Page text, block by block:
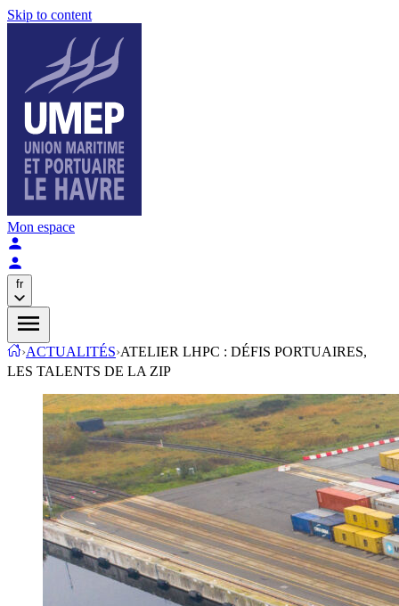
Skip to content
Mon espace
fr
›ACTUALITÉS›ATELIER LHPC : DÉFIS PORTUAIRES,
LES TALENTS DE LA ZIP